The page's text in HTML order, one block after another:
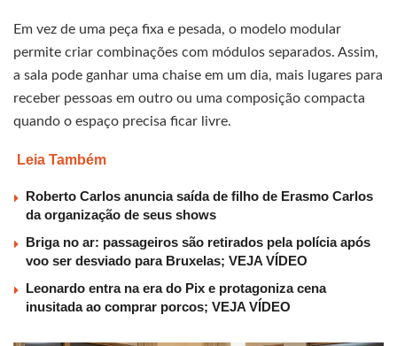
Em vez de uma peça fixa e pesada, o modelo modular
permite criar combinações com módulos separados. Assim,
a sala pode ganhar uma chaise em um dia, mais lugares para
receber pessoas em outro ou uma composição compacta
quando o espaço precisa ficar livre.
Leia Também
Roberto Carlos anuncia saída de filho de Erasmo Carlos
da organização de seus shows
Briga no ar: passageiros são retirados pela polícia após
voo ser desviado para Bruxelas; VEJA VÍDEO
Leonardo entra na era do Pix e protagoniza cena
inusitada ao comprar porcos; VEJA VÍDEO